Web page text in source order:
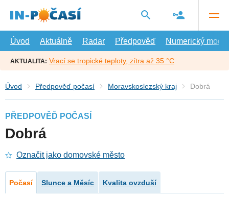
hlavní
Úvod
Aktuálně Radar Předpověď Numerický model
AKTUALITA: Vrací se tropické teploty, zítra až 35 °C
Úvod Předpověď počasí Moravskoslezský kraj Dobrá
PŘEDPOVĚĎ POČASÍ
Dobrá
Označit jako domovské město
Počasí Slunce a Měsíc Kvalita ovzduší